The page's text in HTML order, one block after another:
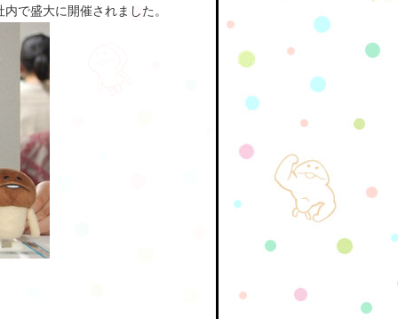
で盛大に開催されました。